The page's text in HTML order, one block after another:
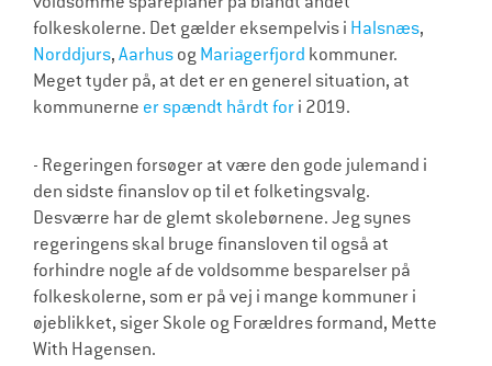
folkeskolerne. Det gælder eksempelvis i Halsnæs,
Norddjurs,Aarhusog Mariagerfjord kommuner.
Meget tyder på, at det er en generel situation, at
kommunerne er spændt hårdt fori 2019.
- Regeringen forsøger at være den gode julemand i
den sidste finanslov op til et folketingsvalg.
Desværre har de glemt skolebørnene. Jeg synes
regeringens skal bruge finansloven til også at
forhindre nogle af de voldsomme besparelser på
folkeskolerne, som er på vej i mange kommuner i
øjeblikket, siger Skole og Forældres formand, Mette
With Hagensen.